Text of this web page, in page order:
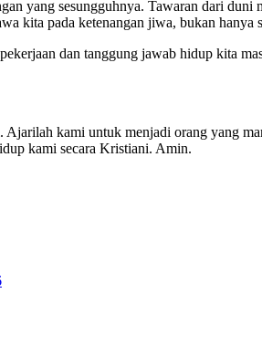
yang sesungguhnya. Tawaran dari duni
kita pada ketenangan jiwa, bukan hanya
dan tanggung jawab hidup kita
kami untuk menjadi orang yang
kami secara Kristiani. Amin.